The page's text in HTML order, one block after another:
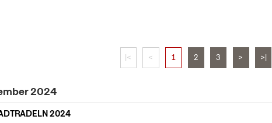
|< < 1 2 3 > >|
2024
2024